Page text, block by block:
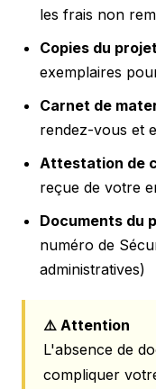
les frais non
Copies du
exemplaires
Carnet de
rendez-vous et
Attestation de
reçue de votre
Documents du
numéro de
administratives)
⚠️ Attention
L'absence de
compliquer